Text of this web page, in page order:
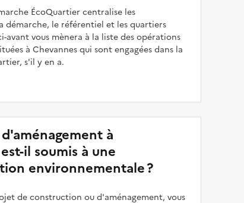
ÉcoQuartier centralise les
démarche, le référentiel et les quartiers
avant vous mènera à la liste des opérations
à Chevannes qui sont engagées dans la
s'il y en a.
à
il soumis à une
environnementale ?
de construction ou d'aménagement, vous